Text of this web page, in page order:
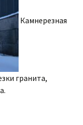
Камнерезная
гранита,